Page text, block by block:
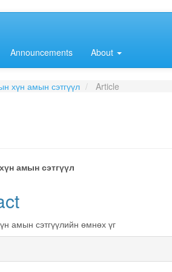
Announcements About
хүн амын сэтгүүл Article
амын сэтгүүл
амын сэтгүүлийн өмнөх үг